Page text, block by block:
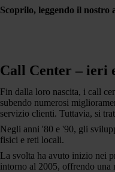
Scoprilo, leggendo il nostro
Call Center – ieri
Fin dalla loro nascita, i call
subendo numerosi
servizio clienti. Tuttavia, si
Negli anni '80 e '90, gli
fisici e reti locali.
La svolta ha avuto inizio nei
intorno al 2005, offrendo una